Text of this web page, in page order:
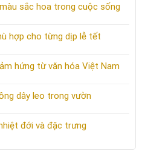
sắc hoa trong cuộc sống
hợp cho từng dịp lễ tết
hứng từ văn hóa Việt Nam
dây leo trong vườn
đới và đặc trưng